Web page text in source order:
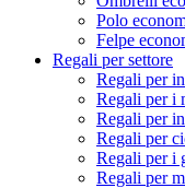
Polo
Felpe
Regali per settore
Regali per
Regali per i
Regali per
Regali per
Regali per i
Regali per